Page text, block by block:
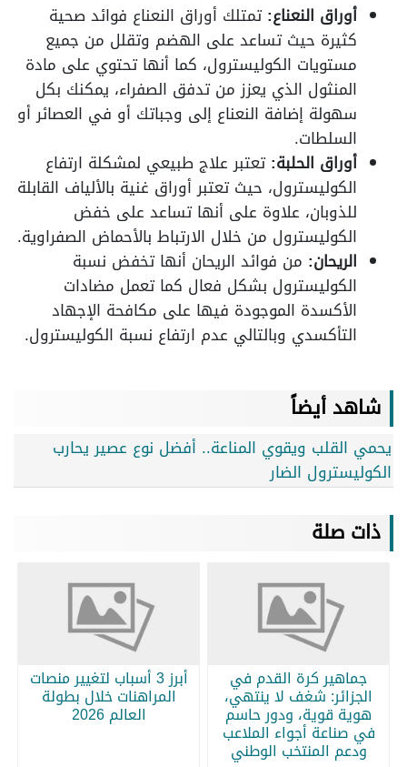
أوراق النعناع: تمتلك أوراق النعناع فوائد صحية
كثيرة حيث تساعد على الهضم وتقلل من جميع
مستويات الكوليسترول، كما أنها تحتوي على مادة
المنثول الذي يعزز من تدفق الصفراء، يمكنك بكل
سهولة إضافة النعناع إلى وجباتك أو في العصائر أو
السلطات.
أوراق الحلبة: تعتبر علاج طبيعي لمشكلة ارتفاع
الكوليسترول، حيث تعتبر أوراق غنية بالألياف القابلة
للذوبان، علاوة على أنها تساعد على خفض
الكوليسترول من خلال الارتباط بالأحماض الصفراوية.
الريحان: من فوائد الريحان أنها تخفض نسبة
الكوليسترول بشكل فعال كما تعمل مضادات
الأكسدة الموجودة فيها على مكافحة الإجهاد
التأكسدي وبالتالي عدم ارتفاع نسبة الكوليسترول.
شاهد أيضاً
يحمي القلب ويقوي المناعة.. أفضل نوع عصير يحارب
الكوليسترول الضار
ذات صلة
جماهير كرة القدم في
الجزائر: شغف لا ينتهي،
هوية قوية، ودور حاسم
في صناعة أجواء الملاعب
ودعم المنتخب الوطني
أبرز 3 أسباب لتغيير منصات
المراهنات خلال بطولة
العالم 2026